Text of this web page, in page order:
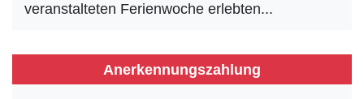
veranstalteten Ferienwoche erlebten...
Anerkennungszahlung